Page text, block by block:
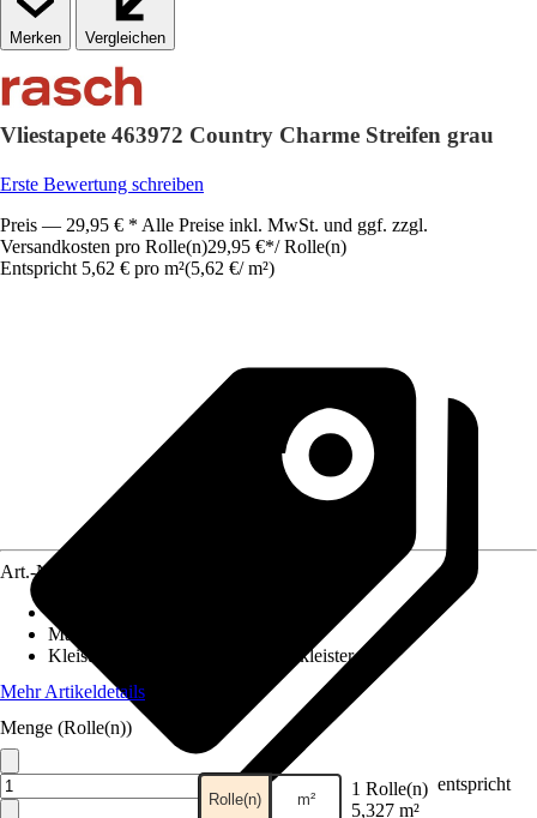
Vergleichen
Vliestapete 463972 Country Charme Streifen grau
Erste Bewertung schreiben
Preis — 29,95 € * Alle Preise inkl. MwSt. und ggf. zzgl.
Versandkosten pro Rolle(n)29,95 €*/ Rolle(n)
Entspricht 5,62 € pro m²(5,62 €/ m²)
Art.-Nr.
Maße (BxH)
Kleisterempfehlung
Vliestapetenkleister
Mehr Artikeldetails
Menge (Rolle(n))
Rolle(n) m² 1 Rolle(n) entspricht
5,327 m²